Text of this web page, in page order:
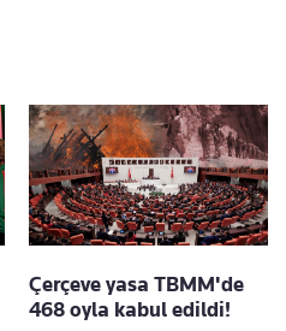
Çerçeve yasa TBMM'de
468 oyla kabul edildi!